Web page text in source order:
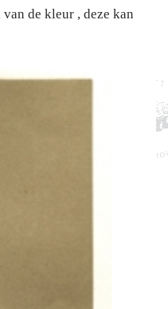
de kleur , deze kan